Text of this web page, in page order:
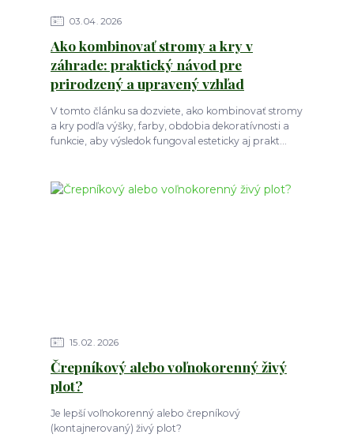
03 04 2026
Ako kombinovať stromy a kry v
záhrade: praktický návod pre
prirodzený a upravený vzhľad
V tomto článku sa dozviete, ako kombinovať stromy
a kry podľa výšky, farby, obdobia dekoratívnosti a
funkcie, aby výsledok fungoval esteticky aj prakt...
15 02 2026
Črepníkový alebo voľnokorenný živý
plot?
Je lepší voľnokorenný alebo črepníkový
(kontajnerovaný) živý plot?